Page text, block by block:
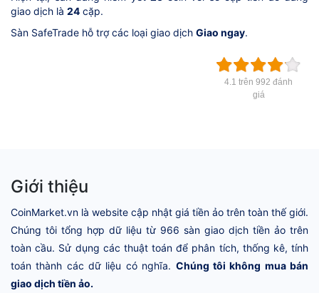
giao dịch là 24 cặp.
Sàn SafeTrade hỗ trợ các loại giao dịch Giao ngay.
4.1 trên 992 đánh
giá
Giới thiệu
CoinMarket.vn là website cập nhật giá tiền ảo trên toàn thế giới.
Chúng tôi tổng hợp dữ liệu từ 966 sàn giao dịch tiền ảo trên
toàn cầu. Sử dụng các thuật toán để phân tích, thống kê, tính
toán thành các dữ liệu có nghĩa. Chúng tôi không mua bán
giao dịch tiền ảo.